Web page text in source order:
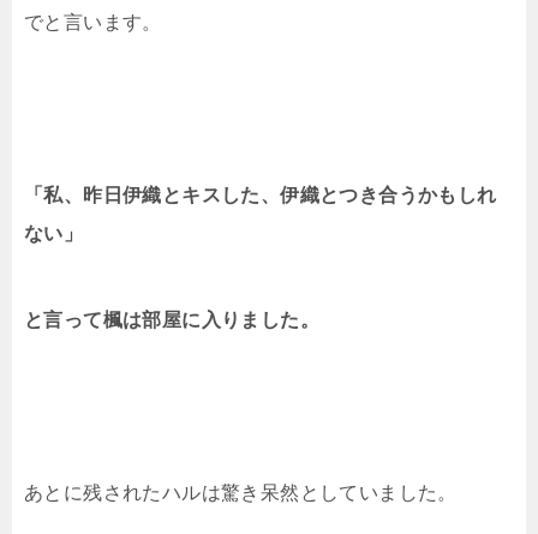
でと言います。
「私、昨日伊織とキスした、伊織とつき合うかもしれ
ない」
と言って楓は部屋に入りました。
あとに残されたハルは驚き呆然としていました。